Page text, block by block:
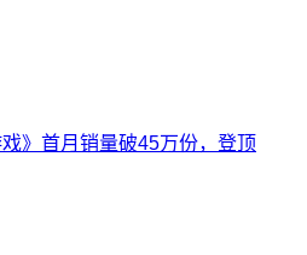
》首月销量破45万份，登顶